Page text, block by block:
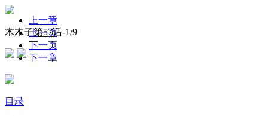
木木子第57话-1/9
上一章
上一页
下一页
下一章
目录